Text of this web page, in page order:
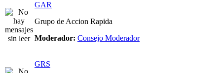
GAR
Grupo de Accion Rapida
Moderador: Consejo Moderador
GRS